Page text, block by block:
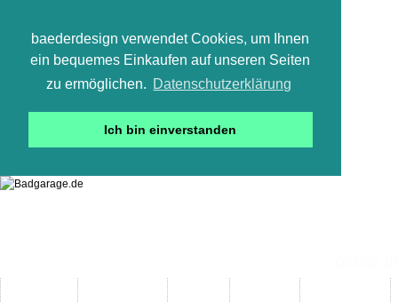
baederdesign verwendet Cookies, um Ihnen
ein bequemes Einkaufen auf unseren Seiten
zu ermöglichen. Datenschutzerklärung
Ich bin einverstanden